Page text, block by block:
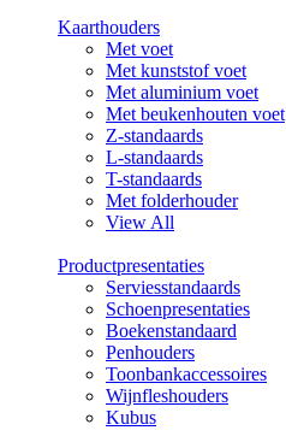
Kaarthouders
Met voet
Met kunststof voet
Met aluminium voet
Met beukenhouten voet
Z-standaards
L-standaards
T-standaards
Met folderhouder
View All
Productpresentaties
Serviesstandaards
Schoenpresentaties
Boekenstandaard
Penhouders
Toonbankaccessoires
Wijnfleshouders
Kubus